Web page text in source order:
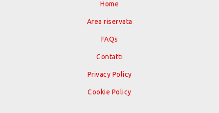
Home
Area riservata
FAQs
Contatti
Privacy Policy
Cookie Policy